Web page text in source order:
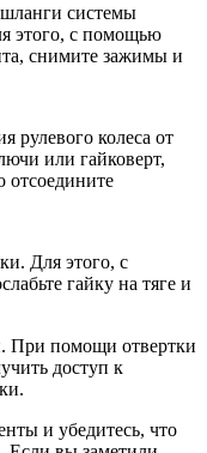
системы
этого, с помощью
снимите зажимы и
рулевого колеса от
или гайковерт,
отсоедините
Для этого, с
гайку на тяге и
При помощи отвертки
доступ к
и убедитесь, что